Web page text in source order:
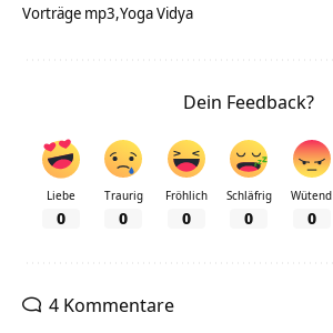
Vorträge mp3 Yoga Vidya
Dein Feedback?
Liebe
0
Traurig
0
Fröhlich
0
Schläfrig
0
Wütend
0
4 Kommentare